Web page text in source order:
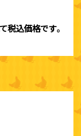
込価格です。